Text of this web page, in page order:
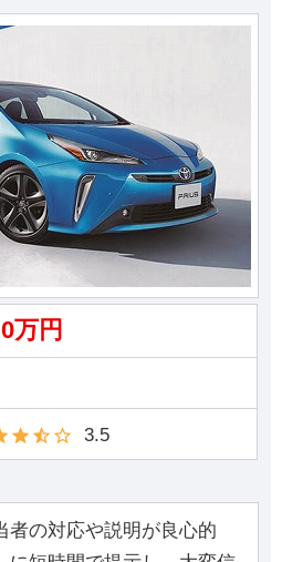
万円
3.5
者の対応や説明が良心的